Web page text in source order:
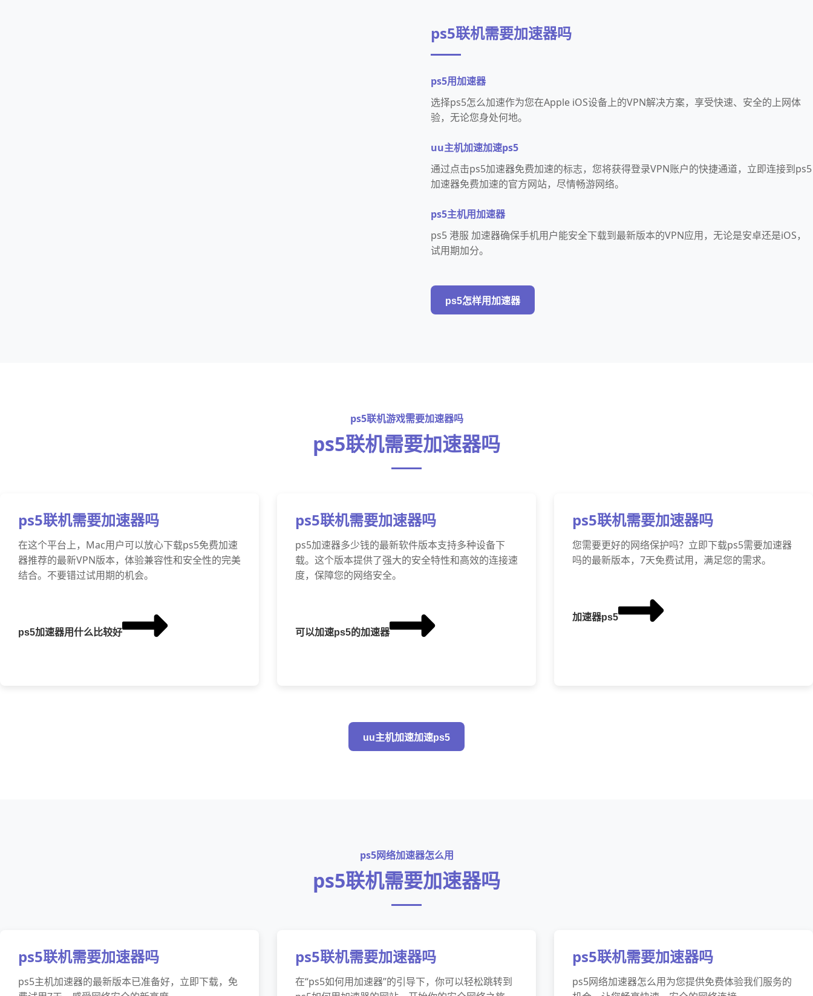
ps5联机需要加速器吗
ps5用加速器
选择ps5怎么加速作为您在Apple iOS设备上的VPN解决方案，享受快速、安全的上网体
验，无论您身处何地。
uu主机加速加速ps5
通过点击ps5加速器免费加速的标志，您将获得登录VPN账户的快捷通道，立即连接到ps5
加速器免费加速的官方网站，尽情畅游网络。
ps5主机用加速器
ps5 港服 加速器确保手机用户能安全下载到最新版本的VPN应用，无论是安卓还是iOS，
试用期加分。
ps5怎样用加速器
ps5联机游戏需要加速器吗
ps5联机需要加速器吗
ps5联机需要加速器吗
在这个平台上，Mac用户可以放心下载ps5免费加速
器推荐的最新VPN版本，体验兼容性和安全性的完美
结合。不要错过试用期的机会。
ps5加速器用什么比较好
ps5联机需要加速器吗
ps5加速器多少钱的最新软件版本支持多种设备下
载。这个版本提供了强大的安全特性和高效的连接速
度，保障您的网络安全。
可以加速ps5的加速器
ps5联机需要加速器吗
您需要更好的网络保护吗？立即下载ps5需要加速器
吗的最新版本，7天免费试用，满足您的需求。
加速器ps5
uu主机加速加速ps5
ps5网络加速器怎么用
ps5联机需要加速器吗
ps5联机需要加速器吗
ps5主机加速器的最新版本已准备好，立即下载，免
ps5联机需要加速器吗
在“ps5如何用加速器”的引导下，你可以轻松跳转到
ps5联机需要加速器吗
ps5网络加速器怎么用为您提供免费体验我们服务的